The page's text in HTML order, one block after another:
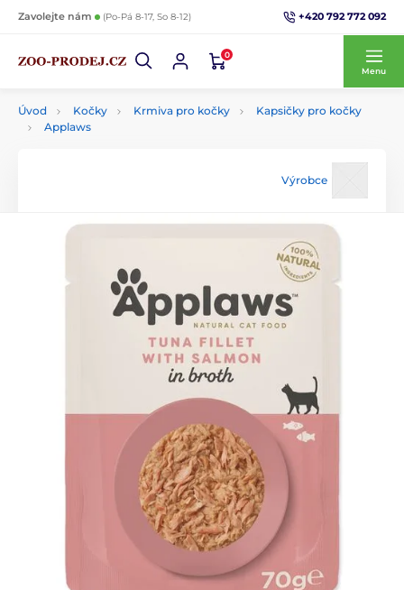
Zavolejte nám (Po-Pá 8-17, So 8-12) +420 792 772 092
0
Menu
Úvod Kočky Krmiva pro kočky
Kapsičky pro kočky
Applaws
Výrobce